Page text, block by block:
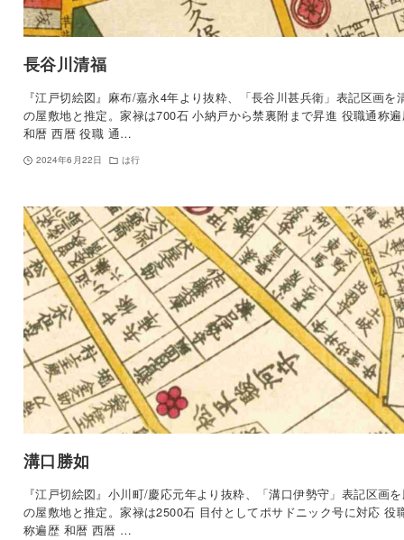
長谷川清福
『江戸切絵図』麻布/嘉永4年より抜粋、「長谷川甚兵衛」表記区画を
の屋敷地と推定。家禄は700石 小納戸から禁裏附まで昇進 役職通称
和暦 西暦 役職 通…
2024年6月22日 は行
溝口勝如
『江戸切絵図』小川町/慶応元年より抜粋、「溝口伊勢守」表記区画
の屋敷地と推定。家禄は2500石 目付としてポサドニック号に対応 役
称遍歴 和暦 西暦 …